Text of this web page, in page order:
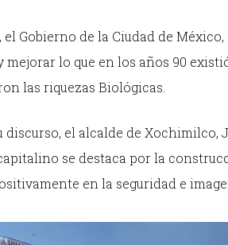
el Gobierno de la Ciudad de
mejorar lo que en los años 90
las riquezas Biológicas.
discurso, el alcalde de Xochimilco,
se destaca por la
en la seguridad e